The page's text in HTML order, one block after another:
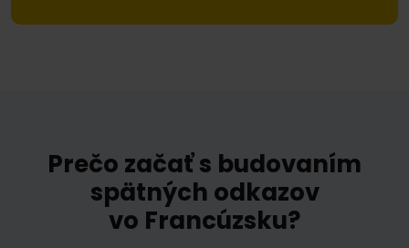
Prečo začať s budovaním
spätných odkazov
vo Francúzsku?